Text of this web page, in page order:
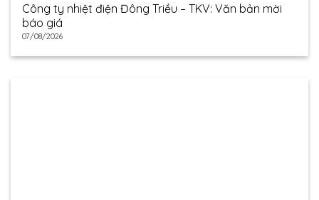
Công ty nhiệt điện Đông Triều – TKV: Văn bản mời
báo giá
07/08/2026